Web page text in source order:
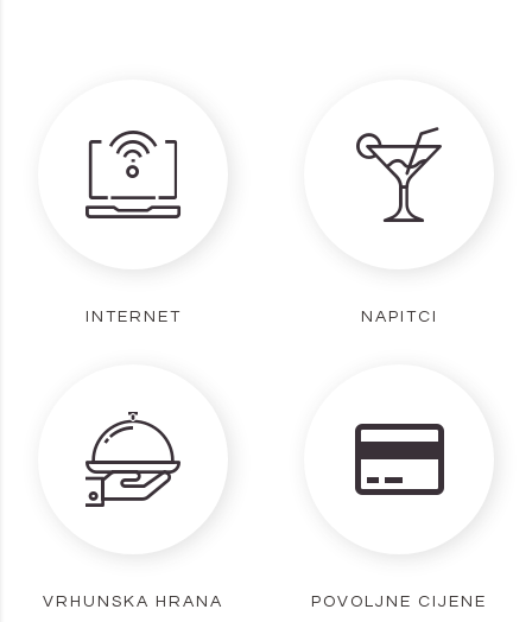
INTERNET NAPITCI
VRHUNSKA HRANA POVOLJNE CIJENE